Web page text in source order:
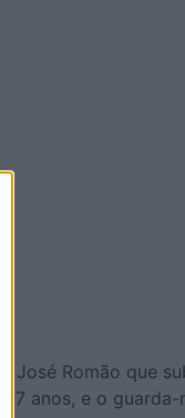
José Romão que
anos, e o guarda-